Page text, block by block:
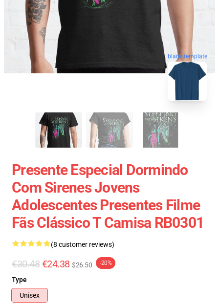
blank template
Presente Especial Dormindo
Com Sirenes Jovens
Adolescentes Presentes Filme
Fãs Clássico T Camisa RB0301
(8 customer reviews)
€30.48 €24.38 $26.50 -20%
Type
Unisex